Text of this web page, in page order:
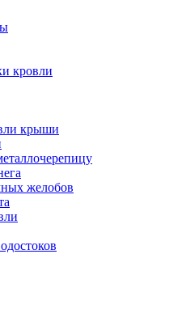
кровли
крыши
желобов